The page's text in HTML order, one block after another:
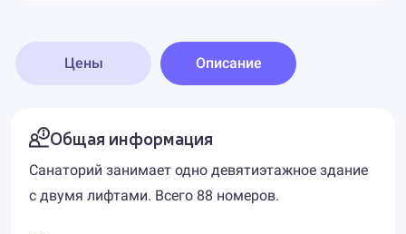
Цены Описание
Общая информация
Санаторий занимает одно девятиэтажное здание
с двумя лифтами. Всего 88 номеров.